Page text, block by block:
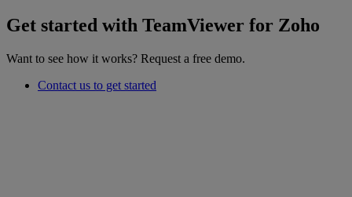
Get started with TeamViewer for Zoho
Want to see how it works? Request a free demo.
Contact us to get started